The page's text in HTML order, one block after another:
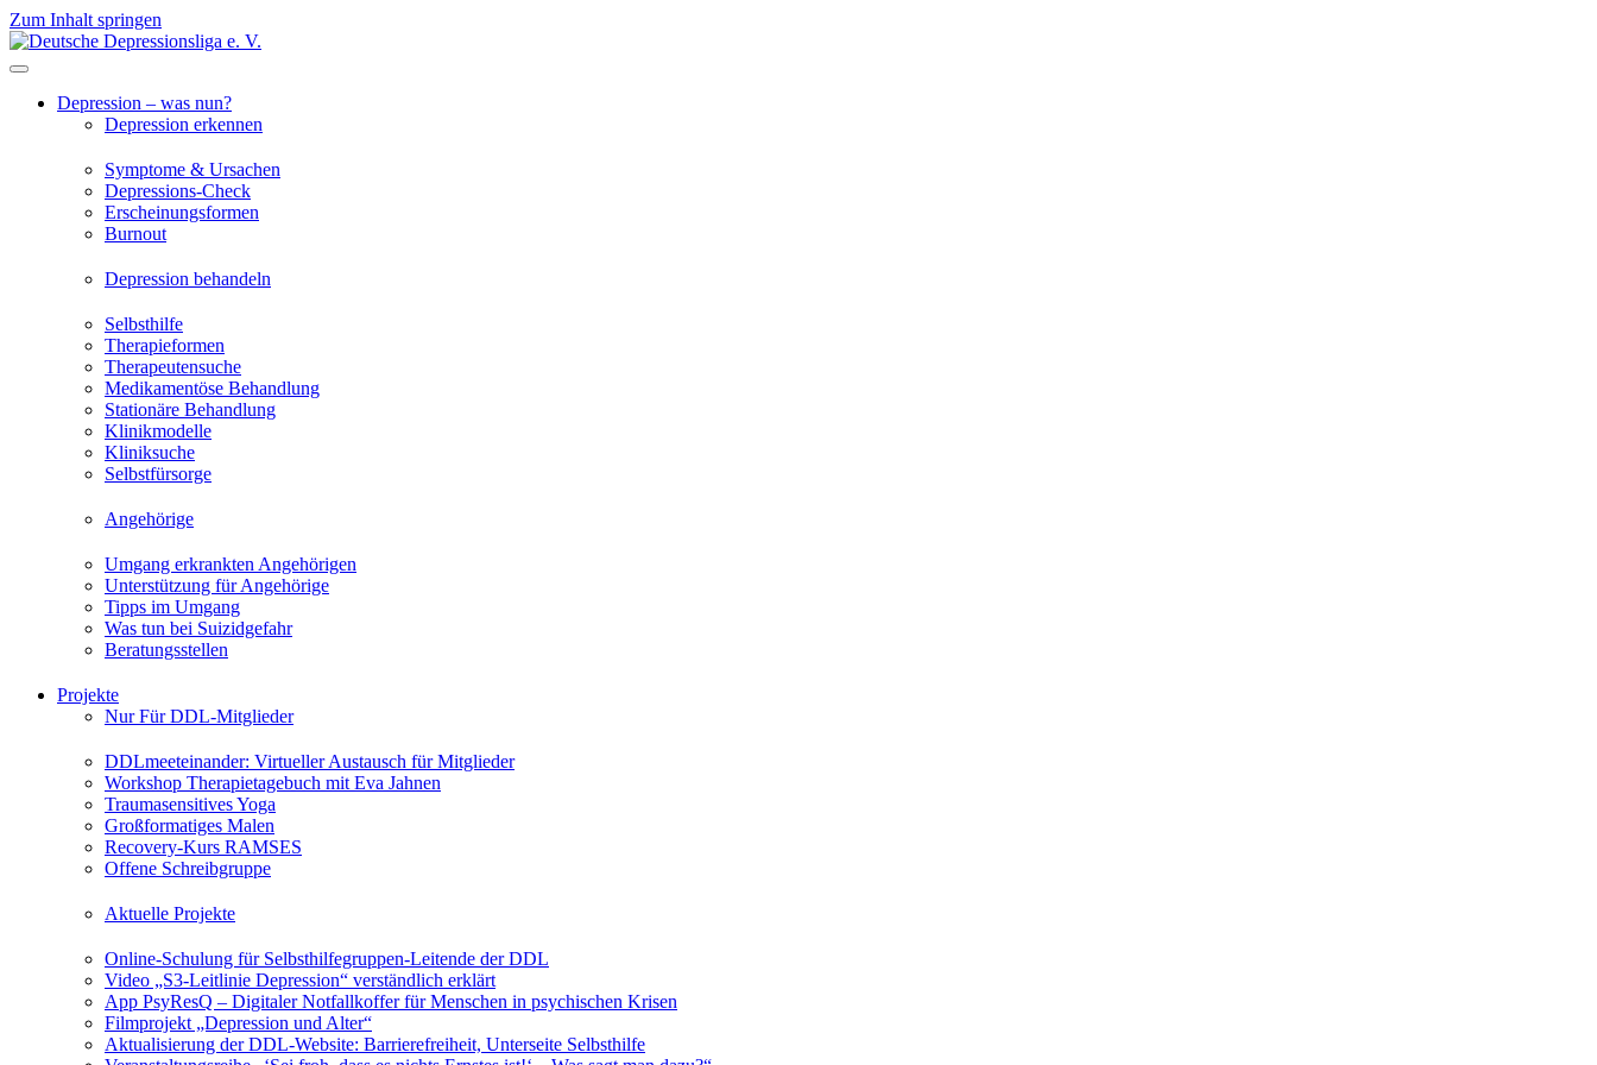
Zum Inhalt springen
Depression – was nun?
Depression erkennen
Symptome & Ursachen
Depressions-Check
Erscheinungsformen
Burnout
Depression behandeln
Selbsthilfe
Therapieformen
Therapeutensuche
Medikamentöse Behandlung
Stationäre Behandlung
Klinikmodelle
Kliniksuche
Selbstfürsorge
Angehörige
Umgang erkrankten Angehörigen
Unterstützung für Angehörige
Tipps im Umgang
Was tun bei Suizidgefahr
Beratungsstellen
Projekte
Nur Für DDL-Mitglieder
DDLmeeteinander: Virtueller Austausch für Mitglieder
Workshop Therapietagebuch mit Eva Jahnen
Traumasensitives Yoga
Großformatiges Malen
Recovery-Kurs RAMSES
Offene Schreibgruppe
Aktuelle Projekte
Online-Schulung für Selbsthilfegruppen-Leitende der DDL
Video „S3-Leitlinie Depression“ verständlich erklärt
App PsyResQ – Digitaler Notfallkoffer für Menschen in psychischen Krisen
Filmprojekt „Depression und Alter“
Aktualisierung der DDL-Website: Barrierefreiheit, Unterseite Selbsthilfe